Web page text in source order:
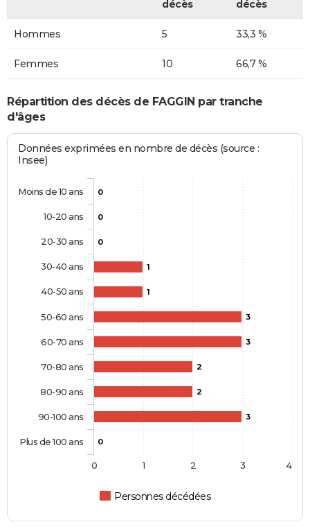
décès
décès
Hommes 5 33,3 %
Femmes 10 66,7 %
Répartition des décès de FAGGIN par tranche
d'âges
Données exprimées en nombre de décès (source :
Insee)
0
0
0
1
1
3
3
2
2
3
0
Personnes décédées
Moins de 10 ans
10-20 ans
20-30 ans
30-40 ans
40-50 ans
50-60 ans
60-70 ans
70-80 ans
80-90 ans
90-100 ans
Plus de 100 ans
0 1 2 3 4